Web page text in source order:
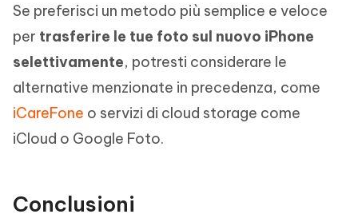
Se preferisci un metodo più semplice e veloce
per trasferire le tue foto sul nuovo iPhone
selettivamente, potresti considerare le
alternative menzionate in precedenza, come
iCareFone o servizi di cloud storage come
iCloud o Google Foto.
Conclusioni